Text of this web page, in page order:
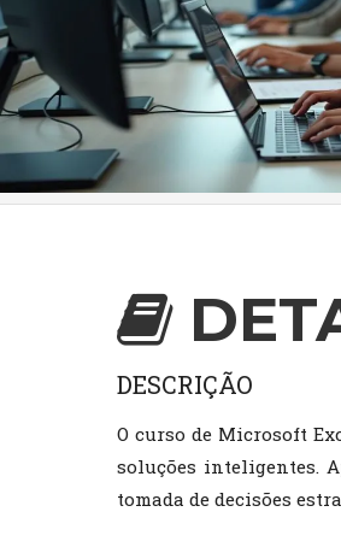
DESCRIÇÃO
O curso de Microsoft
soluções inteligentes.
tomada de decisões